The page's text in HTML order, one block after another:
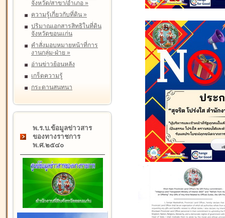
จังหวัด/สาขา/อำเภอ »
ความรู้เกี่ยวกับที่ดิน »
ปริมาณเอกสารสิทธิในที่ดิน
จังหวัดขอนแก่น
คำสั่งมอบหมายหน้าที่การ
งานกลุ่ม-ฝ่าย »
อ่านข่าวย้อนหลัง
เกร็ดความรู้
กระดานสนทนา
พ.ร.บ.ข้อมูลข่าวสาร
ของทางราชการ
พ.ศ.๒๕๔๐